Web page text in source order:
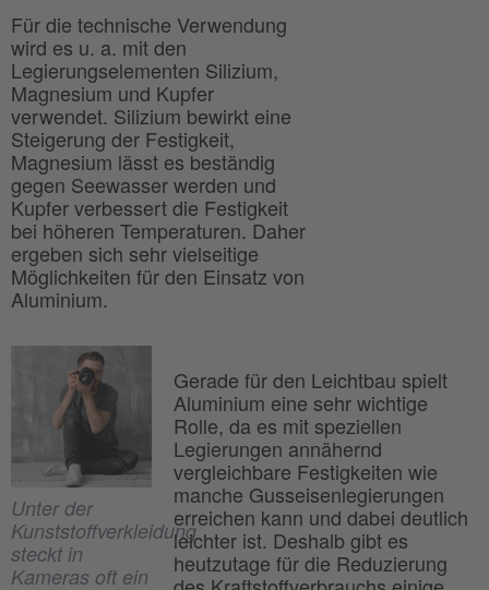
Für die technische Verwendung
wird es u. a. mit den
Legierungselementen Silizium,
Magnesium und Kupfer
verwendet. Silizium bewirkt eine
Steigerung der Festigkeit,
Magnesium lässt es beständig
gegen Seewasser werden und
Kupfer verbessert die Festigkeit
bei höheren Temperaturen. Daher
ergeben sich sehr vielseitige
Möglichkeiten für den Einsatz von
Aluminium.
Unter der
Kunststoffverkleidung
steckt in
Kameras oft ein
Gerade für den Leichtbau spielt
Aluminium eine sehr wichtige
Rolle, da es mit speziellen
Legierungen annähernd
vergleichbare Festigkeiten wie
manche Gusseisenlegierungen
erreichen kann und dabei deutlich
leichter ist. Deshalb gibt es
heutzutage für die Reduzierung